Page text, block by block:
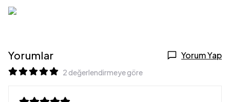
Yorumlar Yorum Yap
2 değerlendirmeye göre